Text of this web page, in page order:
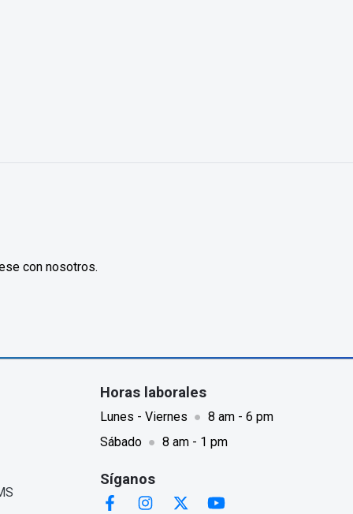
con nosotros.
Horas laborales
Lunes - Viernes ● 8 am - 6 pm
Sábado ● 8 am - 1 pm
Síganos